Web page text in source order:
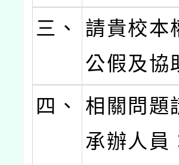
三、
請貴校本
公假及協
四、
相關問題
承辦人員